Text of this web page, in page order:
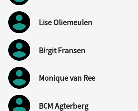
Lise Oliemeulen
Birgit Fransen
Monique van Ree
BCM Agterberg